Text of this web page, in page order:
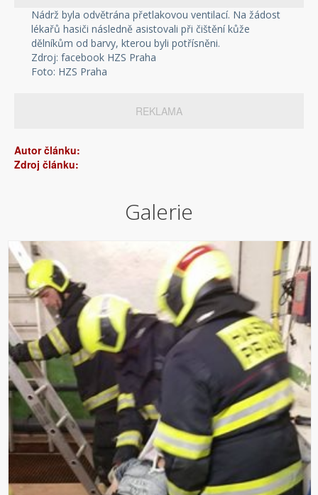
Nádrž byla odvětrána přetlakovou ventilací. Na žádost
lékařů hasiči následně asistovali při čištění kůže
dělníkům od barvy, kterou byli potřísněni.
Zdroj: facebook HZS Praha
Foto: HZS Praha
REKLAMA
Autor článku:
Zdroj článku:
Galerie